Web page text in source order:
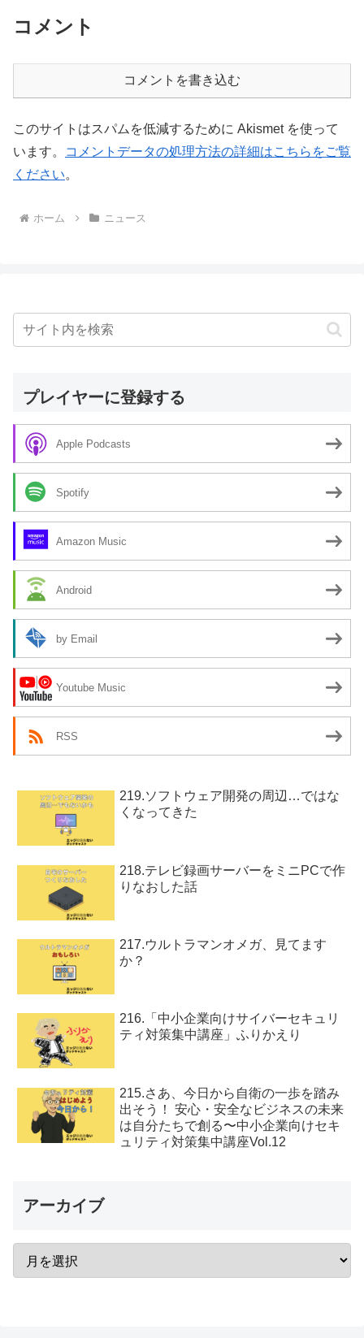
コメント
コメントを書き込む
このサイトはスパムを低減するために Akismet を使って
います。
コメントデータの処理方法の詳細はこちらをご覧
ください。
ホーム ニュース
プレイヤーに登録する
Apple Podcasts
Spotify
Amazon Music
Android
by Email
Youtube Music
RSS
219.ソフトウェア開発の周辺…ではな
くなってきた
218.テレビ録画サーバーをミニPCで作
りなおした話
217.ウルトラマンオメガ、見てます
か？
216.「中小企業向けサイバーセキュリ
ティ対策集中講座」ふりかえり
215.さあ、今日から自衛の一歩を踏み
出そう！ 安心・安全なビジネスの未来
は自分たちで創る〜中小企業向けセキ
ュリティ対策集中講座Vol.12
アーカイブ